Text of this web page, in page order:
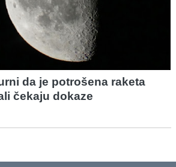
da je potrošena raketa
čekaju dokaze